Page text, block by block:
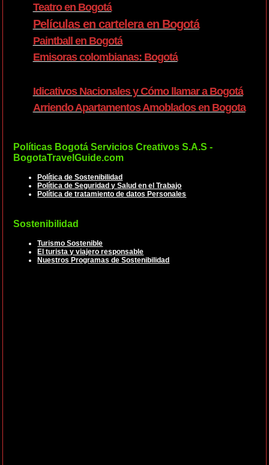
Teatro en Bogotá
Películas en cartelera en Bogotá
Paintball en Bogotá
Emisoras colombianas: Bogotá
Idicativos Nacionales y Cómo llamar a Bogotá
Arriendo Apartamentos Amoblados en Bogota
Políticas Bogotá Servicios Creativos S.A.S -
BogotaTravelGuide.com
Política de Sostenibilidad
Política de Seguridad y Salud en el Trabajo
Política de tratamiento de datos Personales
Sostenibilidad
Turismo Sostenible
El turista y viajero responsable
Nuestros Programas de Sostenibilidad